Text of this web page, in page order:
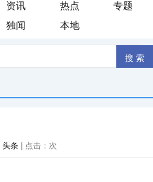
资讯 热点
专题
独闻 本地
头条 | 点击： 次